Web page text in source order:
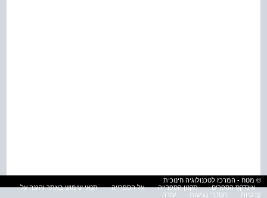
© מטח - המרכז לטכנולוגיה חינוכית
אינדקס הספרים
תקנון הספרייה על הספרייה
תנאי שימוש באתר והגנה על
פרטיות
הסדרי נגישות עזרה